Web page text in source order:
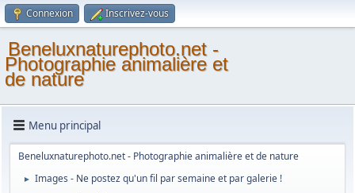
Connexion Inscrivez-vous
Beneluxnaturephoto.net -
Photographie animalière et
de nature
Menu principal
Beneluxnaturephoto.net - Photographie animalière et de nature
► Images - Ne postez qu'un fil par semaine et par galerie !